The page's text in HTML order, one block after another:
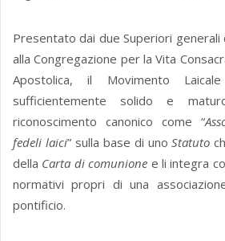
Presentato dai due Superiori generali
alla Congregazione per la Vita
Apostolica, il Movimento
sufficientemente solido e
riconoscimento canonico come “
fedeli laici” sulla base di unoStatuto
della Carta di comunione e li integra
normativi propri di una
pontificio.